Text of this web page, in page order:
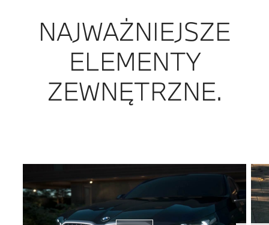
NAJWAŻNIEJSZE
ELEMENTY
ZEWNĘTRZNE.